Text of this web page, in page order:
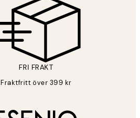
FRI FRAKT
Fraktfritt över 399 kr